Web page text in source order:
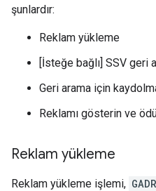
şunlardır:
Reklam yükleme
[İsteğe bağlı] SSV geri
Geri arama için
Reklamı gösterin ve
Reklam yükleme
Reklam yükleme işlemi,